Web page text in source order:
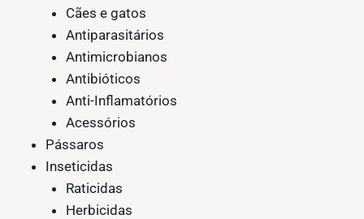
Cães e gatos
Antiparasitários
Antimicrobianos
Antibióticos
Anti-Inflamatórios
Acessórios
Pássaros
Inseticidas
Raticidas
Herbicidas